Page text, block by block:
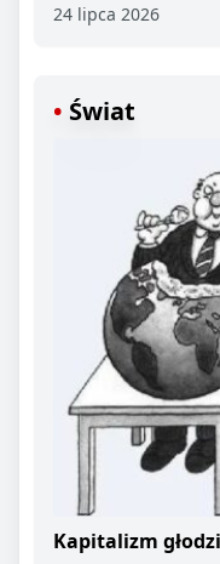
24 lipca 2026
Świat
Kapitalizm